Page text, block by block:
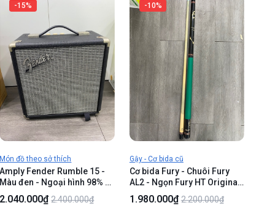
-15%
Món đồ theo sở thích
Amply Fender Rumble 15 -
Màu đen - Ngoại hình 98% -
Kèm nguồn
2.040.000₫2.400.000₫
-10%
Gậy - Cơ bida cũ
Cơ bida Fury - Chuôi Fury
AL2 - Ngọn Fury HT Original
- Màu nâu - Ngoại hình 97% -
Ngọn ố , chuôi tróc da cấn
1.980.000₫2.200.000₫